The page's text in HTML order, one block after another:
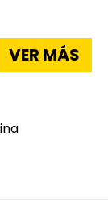
VER MÁS